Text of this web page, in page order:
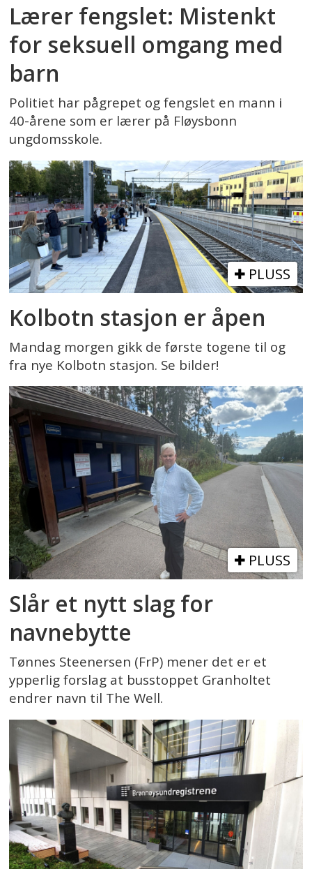
Lærer fengslet: Mistenkt
for seksuell omgang med
barn
Politiet har pågrepet og fengslet en mann i
40-årene som er lærer på Fløysbonn
ungdomsskole.
PLUSS
Kolbotn stasjon er åpen
Mandag morgen gikk de første togene til og
fra nye Kolbotn stasjon. Se bilder!
PLUSS
Slår et nytt slag for
navnebytte
Tønnes Steenersen (FrP) mener det er et
ypperlig forslag at busstoppet Granholtet
endrer navn til The Well.